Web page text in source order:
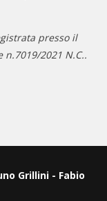
presso il
2021 N.C..
Grillini - Fabio